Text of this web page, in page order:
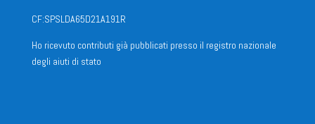
CF:SPSLDA65D21A191R
Ho ricevuto contributi già pubblicati presso il registro nazionale
degli aiuti di stato